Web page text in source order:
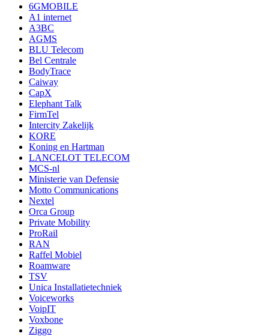
6GMOBILE
A1 internet
A3BC
AGMS
BLU Telecom
Bel Centrale
BodyTrace
Caiway
CapX
Elephant Talk
FirmTel
Intercity Zakelijk
KORE
Koning en Hartman
LANCELOT TELECOM
MCS-nl
Ministerie van Defensie
Motto Communications
Nextel
Orca Group
Private Mobility
ProRail
RAN
Raffel Mobiel
Roamware
TSV
Unica Installatietechniek
Voiceworks
VoipIT
Voxbone
Ziggo